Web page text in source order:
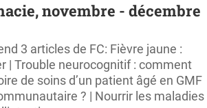
novembre - décembre
3 articles de FC: Fièvre jaune :
| Trouble neurocognitif : comment
de soins d’un patient âgé en GMF
? | Nourrir les maladies